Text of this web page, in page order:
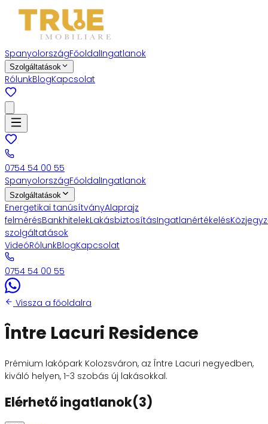
SpanyolországFőoldalIngatlanok
Szolgáltatások
RólunkBlogKapcsolat
0754 54 00 55
SpanyolországFőoldalIngatlanok
Szolgáltatások
Energetikai tanúsítványAlaprajz
felmérésBankhitelekLakásbiztosításIngatlanértékelés
szolgáltatások
VideóRólunkBlogKapcsolat
0754 54 00 55
Vissza a főoldalra
Între Lacuri Residence
Prémium lakópark Kolozsváron, az Între Lacuri negyedben,
kiváló helyen, 1-3 szobás új lakásokkal.
Elérhető ingatlanok(3)